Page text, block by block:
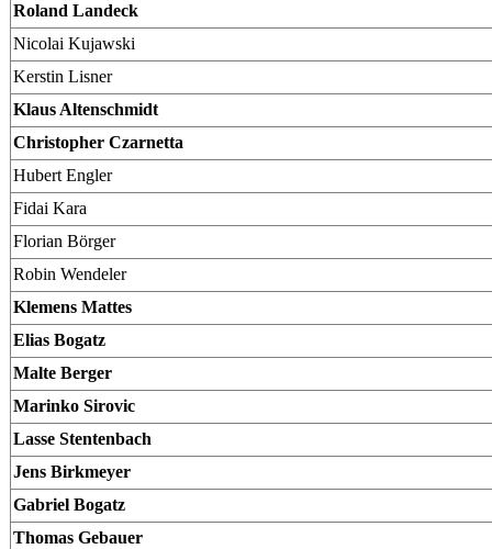
Roland Landeck
Nicolai Kujawski
Kerstin Lisner
Klaus Altenschmidt
Christopher Czarnetta
Hubert Engler
Fidai Kara
Florian Börger
Robin Wendeler
Klemens Mattes
Elias Bogatz
Malte Berger
Marinko Sirovic
Lasse Stentenbach
Jens Birkmeyer
Gabriel Bogatz
Thomas Gebauer